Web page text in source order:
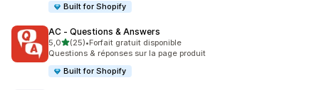
Built for Shopify
AC ‑ Questions & Answers
5,0étoile(s) sur 5
(25)
25 avis au total
•Forfait gratuit disponible
Questions & réponses sur la page produit
Built for Shopify